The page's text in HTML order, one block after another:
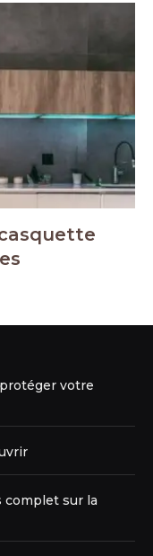
votre
complet sur la